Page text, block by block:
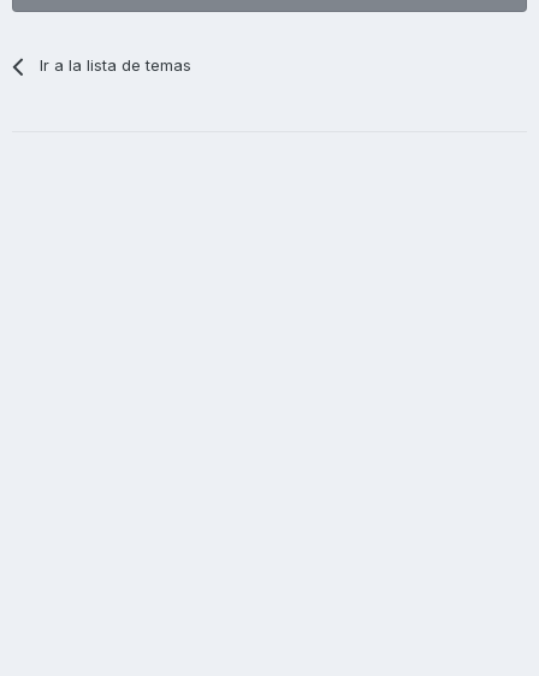
Ir a la lista de temas